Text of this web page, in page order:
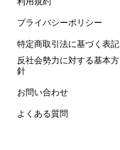
プライバシーポリシー
特定商取引法に基づく表記
反社会勢力に対する基本方
針
お問い合わせ
よくある質問